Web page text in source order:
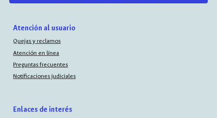
Atención al usuario
Quejas y reclamos
Atención en línea
Preguntas frecuentes
Notificaciones judiciales
Enlaces de interés